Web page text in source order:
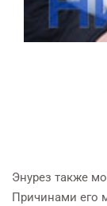
Энурез также
Причинами его